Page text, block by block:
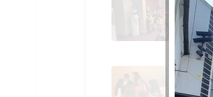
Inmersión lingüística
Waterford (1)